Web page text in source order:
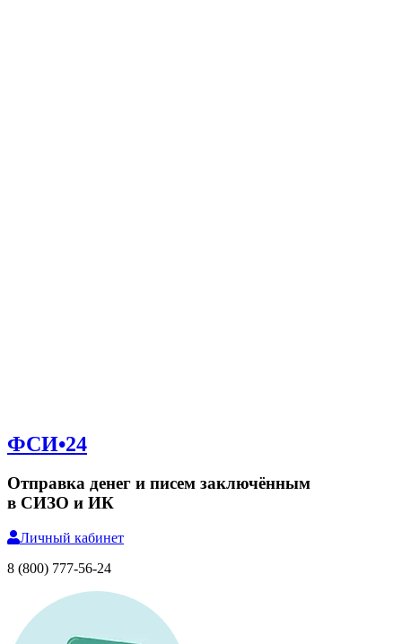
ФСИ•24
Отправка денег и писем заключённым
в СИЗО и ИК
Личный кабинет
8 (800) 777-56-24